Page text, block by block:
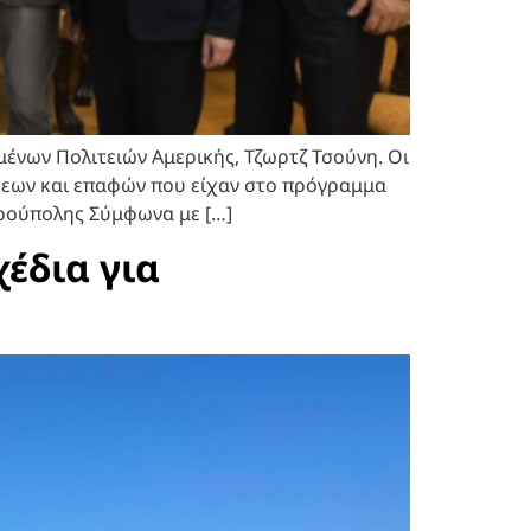
Πολιτειών Αμερικής, Τζωρτζ Τσούνη. Οι
και επαφών που είχαν στο πρόγραμμα
Σύμφωνα με […]
για